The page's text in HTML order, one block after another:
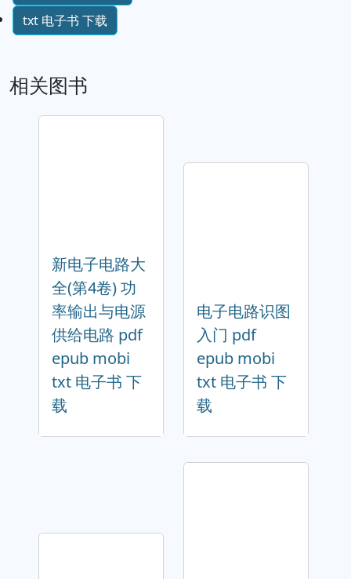
txt 电子书 下载
相关图书
新电子电路大
全(第4卷) 功
率输出与电源
供给电路 pdf
epub mobi
txt 电子书 下
载
电子电路识图
入门 pdf
epub mobi
txt 电子书 下
载